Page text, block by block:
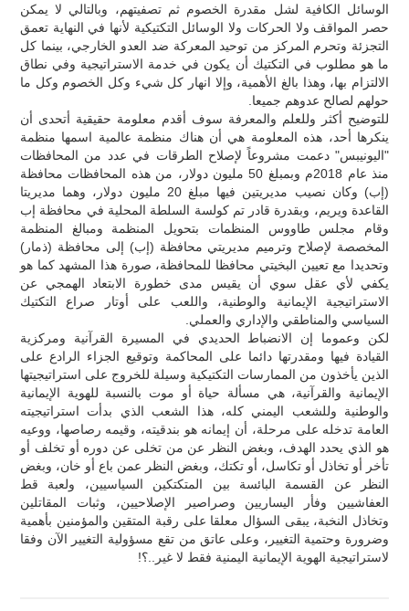
الوسائل الكافية لشل مقدرة الخصوم ثم تصفيتهم، وبالتالي لا يمكن
حصر المواقف ولا الحركات ولا الوسائل التكتيكية لأنها في النهاية تعمق
التجزئة وتحرم المركز من توحيد المعركة ضد العدو الخارجي، بينما كل
ما هو مطلوب في التكتيك أن يكون في خدمة الاستراتيجية وفي نطاق
الالتزام بها، وهذا بالغ الأهمية، وإلا انهار كل شيء وكل الخصوم وكل ما
حولهم لصالح عدوهم جميعا.
للتوضيح أكثر وللعلم والمعرفة سوف أقدم معلومة حقيقية أتحدى أن
ينكرها أحد، هذه المعلومة هي أن هناك منظمة عالمية اسمها منظمة
"اليونيبس" دعمت مشروعاً لإصلاح الطرقات في عدد من المحافظات
منذ عام 2018م وبمبلغ 50 مليون دولار، من هذه المحافظات محافظة
(إب) وكان نصيب مديريتين فيها مبلغ 20 مليون دولار، وهما مديريتا
القاعدة ويريم، وبقدرة قادر تم كولسة السلطة المحلية في محافظة إب
وقام مجلس طاووس المنظمات بتحويل المنظمة ومبالغ المنظمة
المخصصة لإصلاح وترميم مديريتي محافظة (إب) إلى محافظة (ذمار)
وتحديدا مع تعيين البخيتي محافظا للمحافظة، صورة هذا المشهد كما هو
يكفي لأي عقل سوي أن يقيس مدى خطورة الابتعاد الهمجي عن
الاستراتيجية الإيمانية والوطنية، واللعب على أوتار صراع التكتيك
السياسي والمناطقي والإداري والعملي.
لكن وعموما إن الانضباط الحديدي في المسيرة القرآنية ومركزية
القيادة فيها ومقدرتها دائما على المحاكمة وتوقيع الجزاء الرادع على
الذين يأخذون من الممارسات التكتيكية وسيلة للخروج على استراتيجيتها
الإيمانية والقرآنية، هي مسألة حياة أو موت بالنسبة للهوية الإيمانية
والوطنية وللشعب اليمني كله، هذا الشعب الذي بدأت استراتيجيته
العامة تدخله على مرحلة، أن إيمانه هو بندقيته، وقيمه رصاصها، ووعيه
هو الذي يحدد الهدف، وبغض النظر عن من تخلى عن دوره أو تخلف أو
تأخر أو تخاذل أو تكاسل، أو تكتك، وبغض النظر عمن باع أو خان، وبغض
النظر عن القسمة البائسة بين المتكتكين السياسيين، ولعبة قط
العفاشيين وفأر اليساريين وصراصير الإصلاحيين، وثبات المقاتلين
وتخاذل النخبة، يبقى السؤال معلقا على رقبة المتقين والمؤمنين بأهمية
وضرورة وحتمية التغيير، وعلى عاتق من تقع مسؤولية التغيير الآن وفقا
لاستراتيجية الهوية الإيمانية اليمنية فقط لا غير..؟!